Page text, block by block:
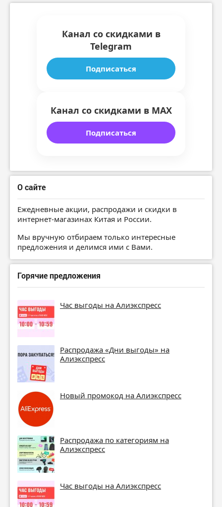
Канал со скидками в
Telegram
Подписаться
Канал со скидками в MAX
Подписаться
О сайте
Ежедневные акции, распродажи и скидки в
интернет-магазинах Китая и России.
Мы вручную отбираем только интересные
предложения и делимся ими с Вами.
Горячие предложения
Час выгоды на Алиэкспресс
Распродажа «Дни выгоды» на
Алиэкспресс
Новый промокод на Алиэкспресс
Распродажа по категориям на
Алиэкспресс
Час выгоды на Алиэкспресс